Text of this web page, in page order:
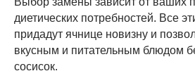
диетических потребностей. Все
придадут ячнице новизну и
вкусным и питательным блюдом
сосисок.